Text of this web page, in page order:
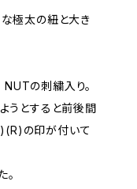
極太の紐と大き
の刺繍入り。
うとすると前後間
の印が付いて